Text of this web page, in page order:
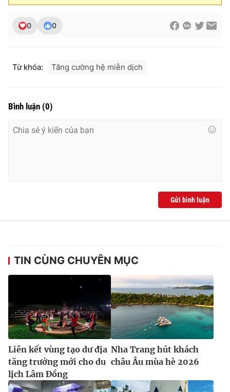
0 0
Từ khóa: Tăng cường hệ miễn dịch
Bình luận (0)
Gửi bình luận
TIN CÙNG CHUYÊN MỤC
Liên kết vùng tạo dư địa
tăng trưởng mới cho du
lịch Lâm Đồng
Nha Trang hút khách
châu Âu mùa hè 2026